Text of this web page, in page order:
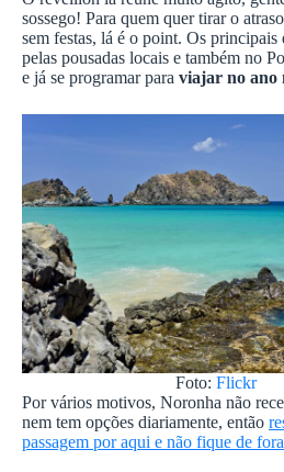
sossego! Para quem quer tirar o
sem festas, lá é o point. Os principais
pelas pousadas locais e também no
e já se programar para viajar no ano
Foto:Flickr
Por vários motivos, Noronha não
nem tem opções diariamente, então
passagem por aqui e não fique de fora